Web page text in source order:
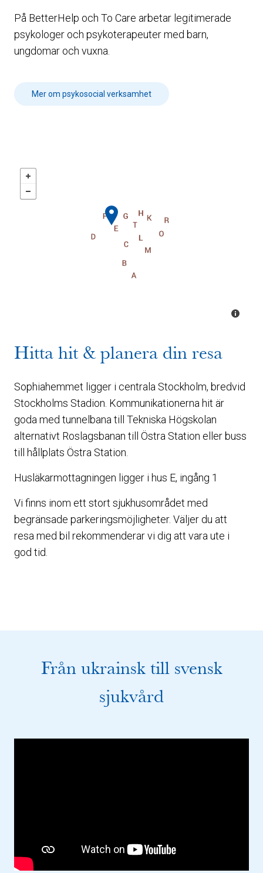
På BetterHelp och To Care arbetar legitimerade
psykologer och psykoterapeuter med barn,
ungdomar och vuxna.
Mer om psykosocial verksamhet
Hitta hit & planera din resa
Sophiahemmet ligger i centrala Stockholm, bredvid
Stockholms Stadion. Kommunikationerna hit är
goda med tunnelbana till Tekniska Högskolan
alternativt Roslagsbanan till Östra Station eller buss
till hållplats Östra Station.
Husläkarmottagningen ligger i hus E, ingång 1
Vi finns inom ett stort sjukhusområdet med
begränsade parkeringsmöjligheter. Väljer du att
resa med bil rekommenderar vi dig att vara ute i
god tid.
Från ukrainsk till svensk
sjukvård